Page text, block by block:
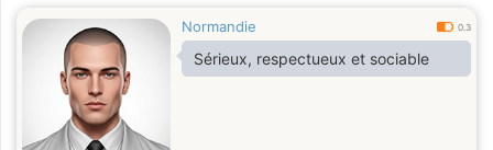
Normandie 0.3
Sérieux, respectueux et sociable